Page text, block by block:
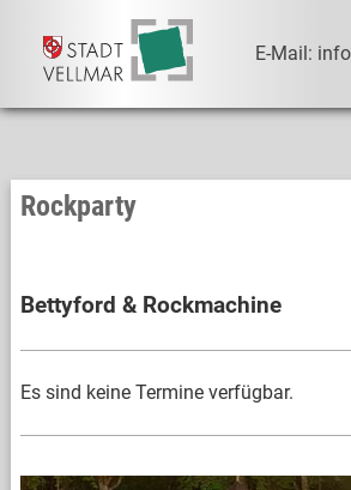
E-Mail:
Rockparty
Bettyford & Rockmachine
Es sind keine Termine verfügbar.